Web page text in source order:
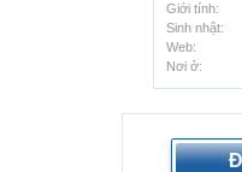
Giới tính:
Sinh nhật:
Web:
Nơi ở: